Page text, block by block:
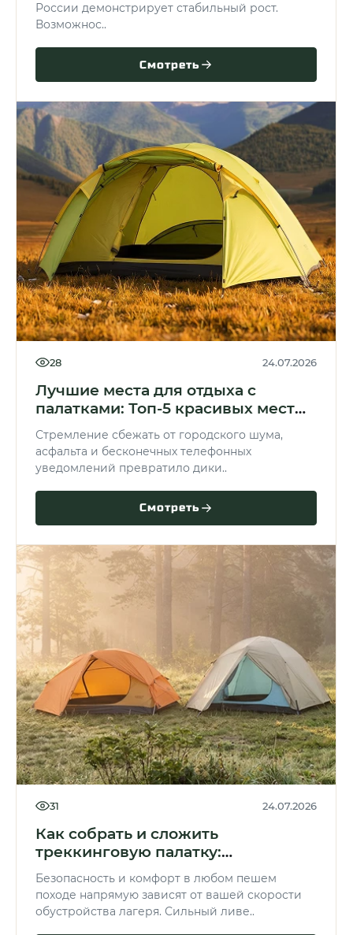
России демонстрирует стабильный рост.
Возможнос..
Смотреть
28 24.07.2026
Лучшие места для отдыха с
палатками: Топ-5 красивых мест
России
Стремление сбежать от городского шума,
асфальта и бесконечных телефонных
уведомлений превратило дики..
Смотреть
31 24.07.2026
Как собрать и сложить
треккинговую палатку:
инструкция по сборке палатки
Безопасность и комфорт в любом пешем
походе напрямую зависят от вашей скорости
обустройства лагеря. Сильный ливе..